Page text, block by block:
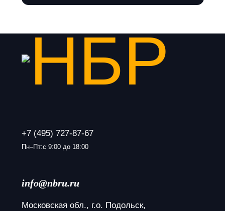
+7 (495) 727-87-67
Пн–Пт:с 9:00 до 18:00
info@nbru.ru
Московская обл., г.о. Подольск,